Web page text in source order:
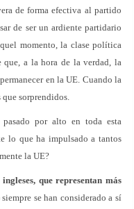
de forma efectiva al partido
de ser un ardiente partidario
momento, la clase política
que, a la hora de la verdad, la
en la UE. Cuando la
sorprendidos.
por alto en toda esta
lo que ha impulsado a tantos
la UE?
que representan más
siempre se han considerado a sí